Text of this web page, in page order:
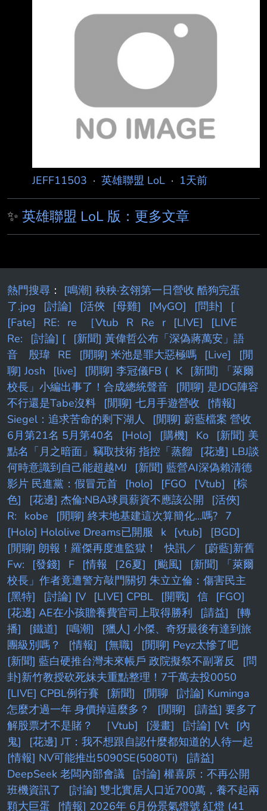
很OP ——Faker哥也打得很好。 ——DK收到月
薪了？ ——回覆：拿到了EWC獎金吧。 ——T1
把全部身價都投進去當空海力士了吧 ——Peyz
呀，哥哥們都打起精神來，我們去拿MSI、EWC
冠軍吧！ ——你們到底是誰？ ——下週才三伏
天誒？DK像三伏天裡挨打的雞 ——狀態真的起
JEFF11503 · 英雄聯盟 LoL · 1天前
✨ 英雄聯盟 LoL 版：更多文章
熱門搜尋 ： [鳴潮] 秧秧·玄翎第一日營收 酷狗完蛋
了.jpg
[討論] [活俠 [母雞] [MyGO] [問卦]
[
[Fate]
RE: re ［Vtub R Re r [LIVE]
[LIVE
Re:
[討論] [
[新聞] 黃偉哲公布「深偽蔣萬安」語
音 殷瑋 RE [閒聊] 米池是罪大惡極嗎 [Live]
[閒
聊] Josh
[live] [閒聊] 李冠儀FB ( K
[新聞] 「萊爾
校長」小編出事了！合成總統聲音
[閒聊] 是JDG陣容
不行還是Tabe沒料
[閒聊] 七月手遊營收
[情報]
Siegel：追求苦命的剩下湖人
[閒聊] 蔚藍檔案 營收
6月第21名 5月第40名
[Holo] [購機] Ko
[新聞] 美
點名「月之暗面」竊取技術 指控「蒸餾
[花邊] LBJ談
何時意識到自己能超越MJ
[新聞] 藍營AI深偽賴清德
影片 民進黨：假冒元首
[holo] [FGO [Vtub]
[棕
色]
[花邊] 杰倫:NBA球員薪資不應該公開
[活俠]
R:
kobe [閒聊] 終末地基建這次算簡化...嗎? 7
[Holo] Hololive Dreams已開服
k [vtub]
[BGD]
[閒聊] 朗報！羅傑再度進監獄！
快訊／
[蔚藍]新舊
Fw:
[發錢] F [情報 [26夏] [颱風]
[新聞] 「萊爾
校長」作者竟遭警方敲門關切 朱立立倫：傷害民主
[黑特]
[討論] [V [LIVE] CPBL [開戰] 信
[FGO]
[花邊] AE在小孩贍養費官司上取得勝利
[請益]
[轉
播]
[鐵道] [鳴潮]
[獵人] 小傑、奇犽最後有達到旅
團級別嗎？
[情報] [無職]
[閒聊] Peyz太慘了吧
[新聞] 藍白硬推台灣未來帳戶 政院擬祭不副署反
[問
卦]新竹教授砍死妹夫重點整理！7千萬去投0050
[LIVE] CPBL例行賽
[新聞] [閒聊
[討論] Kuminga
怎麼才過一年 身價掉這麼多？
[閒聊]
[請益] 要多了
解股票才不是賭？
［Vtub] [漫畫] [討論] [Vt
[內
鬼]
[花邊] JT：我不想跟自認什麼都知道的人待一起
[情報] NV可能推出5090SE(5080Ti)
[請益]
DeepSeek 老闆內部會議
[討論] 權喜原：不再公開
班機資訊了
[討論] 雙北實居人口近700萬，養不起兩
顆大巨蛋
[情報] 2026年 6月份景氣燈號 紅燈 (41